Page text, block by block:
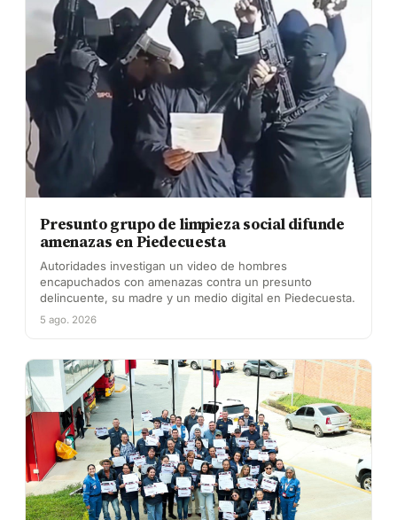
Presunto grupo de limpieza social difunde
amenazas en Piedecuesta
Autoridades investigan un video de hombres
encapuchados con amenazas contra un presunto
delincuente, su madre y un medio digital en Piedecuesta.
5 ago. 2026